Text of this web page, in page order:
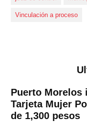
Vinculación a proceso
Puerto Morelos
Tarjeta Mujer
de 1,300 pesos